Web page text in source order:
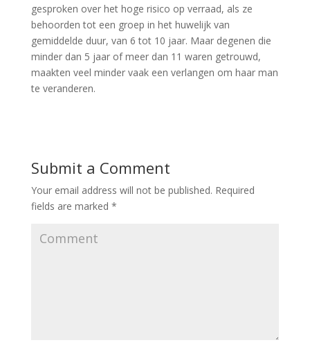
gesproken over het hoge risico op verraad, als ze
behoorden tot een groep in het huwelijk van
gemiddelde duur, van 6 tot 10 jaar. Maar degenen die
minder dan 5 jaar of meer dan 11 waren getrouwd,
maakten veel minder vaak een verlangen om haar man
te veranderen.
Submit a Comment
Your email address will not be published. Required
fields are marked *